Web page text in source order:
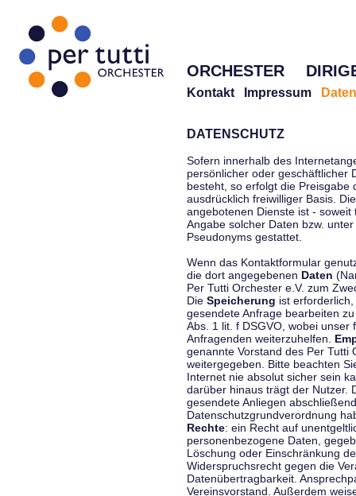
ORCHESTER
Kontakt Impressum
DATENSCHUTZ
Sofern innerhalb des
persönlicher oder geschäftlicher
besteht, so erfolgt die Preisgabe
ausdrücklich freiwilliger Basis.
angebotenen Dienste ist -
Angabe solcher Daten bzw.
Pseudonyms gestattet.
Wenn das Kontaktformular
die dort angegebenen Daten
Per Tutti Orchester e.V. zum
Die Speicherung ist
gesendete Anfrage bearbeiten
Abs. 1 lit. f DSGVO, wobei
Anfragenden weiterzuhelfen.
genannte Vorstand des Per Tutti
weitergegeben. Bitte beachten
Internet nie absolut sicher sein
darüber hinaus trägt der Nutzer.
gesendete Anliegen
Datenschutzgrundverordnung
Rechte: ein Recht auf
personenbezogene Daten,
Löschung oder Einschränkung
Widerspruchsrecht gegen die
Datenübertragbarkeit.
Vereinsvorstand. Außerdem